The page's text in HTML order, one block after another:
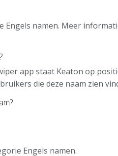
Engels namen. Meer
app staat Keaton op
die deze naam zien
Engels namen.